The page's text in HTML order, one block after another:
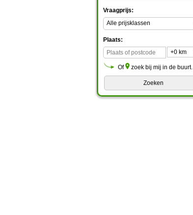
Vraagprijs:
Alle prijsklassen
Plaats:
Of zoek bij mij in de buurt.